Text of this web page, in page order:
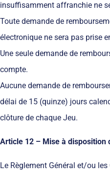
insuffisamment affranchie ne
Toute demande de
électronique ne sera pas prise
Une seule demande de
compte.
Aucune demande de
délai de 15 (quinze) jours
clôture de chaque Jeu.
Article 12 – Mise à disposition
Le Règlement Général et/ou